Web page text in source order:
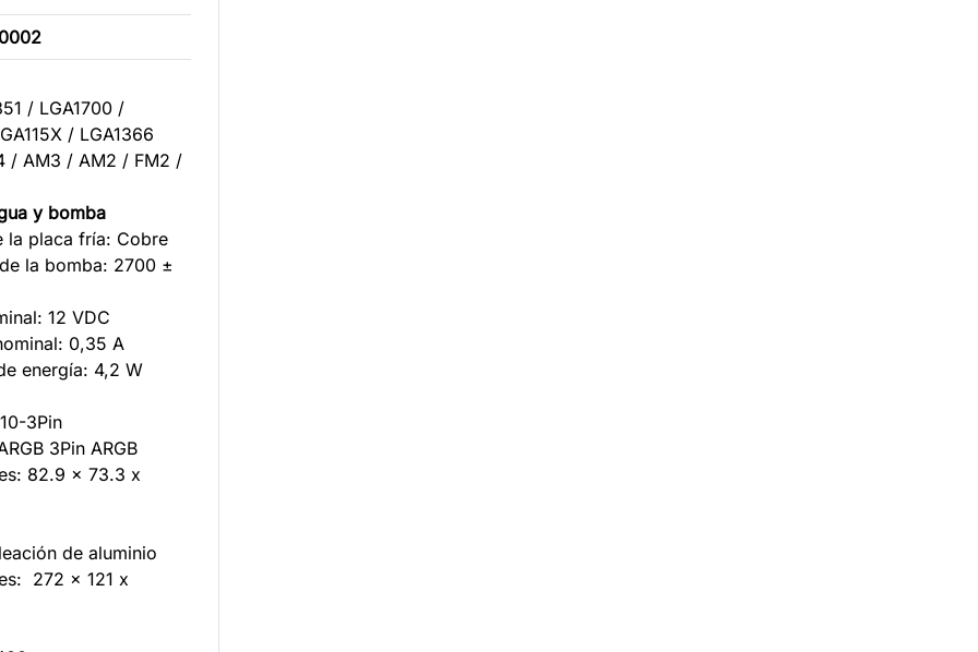
/ LGA1700 /
/ LGA1366
/ AM3 / AM2 / FM2 /
y bomba
la placa fría: Cobre
la bomba: 2700 ±
12 VDC
0,35 A
energía: 4,2 W
3Pin
3Pin ARGB
82.9 x 73.3 x
de aluminio
272 x 121 x